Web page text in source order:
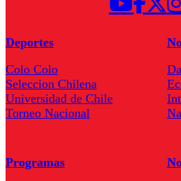
Deportes
Colo Colo
Seleccion Chilena
Universidad de Chile
Torneo Nacional
Programas